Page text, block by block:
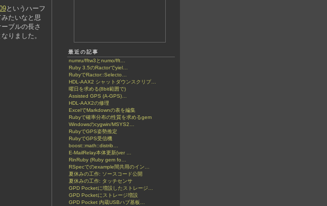
というハーフ
たいなと思
ブルの長さ
りました。
最近の記事
numru/fftw3とnumo/fft…
Ruby 3.5のRactorでyiel…
RubyでRactor::Selecto…
HDL-AAX2 シャットダウンスクリプ…
曜日を求める(8bit範囲で)
Assisted GPS (A-GPS)…
HDL-AAX2の修理
ExcelでMarkdownの表を編集
Rubyで確率分布の性質を求めるgem
Windowsのcygwin/MSYS2…
RubyでGPS姿勢推定
RubyでGPS受信機
boost::math::distrib…
E-MailRelay本体更新(ver …
RinRuby (Ruby gem fo…
RSpecでのexample間共用のイン…
夏休みの工作: ソースコード公開
夏休みの工作: タッチセンサ
GPD Pocketに増設したストレージ…
GPD Pocketにストレージ増設
GPD Pocket 内蔵USBハブ基板…